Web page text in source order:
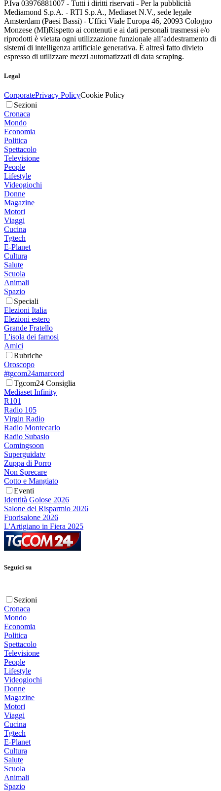
P.Iva 03976881007 - Tutti i diritti riservati - Per la pubblicità
Mediamond S.p.A. - RTI S.p.A., Mediaset N.V., sede legale
Amsterdam (Paesi Bassi) - Uffici Viale Europa 46, 20093 Cologno
Monzese (MI)Rispetto ai contenuti e ai dati personali trasmessi e/o
riprodotti è vietata ogni utilizzazione funzionale all’addestramento di
sistemi di intelligenza artificiale generativa. È altresì fatto divieto
espresso di utilizzare mezzi automatizzati di data scraping.
Legal
CorporatePrivacy PolicyCookie Policy
Sezioni
Cronaca
Mondo
Economia
Politica
Spettacolo
Televisione
People
Lifestyle
Videogiochi
Donne
Magazine
Motori
Viaggi
Cucina
Tgtech
E-Planet
Cultura
Salute
Scuola
Animali
Spazio
Speciali
Elezioni Italia
Elezioni estero
Grande Fratello
L'isola dei famosi
Amici
Rubriche
Oroscopo
#tgcom24amarcord
Tgcom24 Consiglia
Mediaset Infinity
R101
Radio 105
Virgin Radio
Radio Montecarlo
Radio Subasio
Comingsoon
Superguidatv
Zuppa di Porro
Non Sprecare
Cotto e Mangiato
Eventi
Identità Golose 2026
Salone del Risparmio 2026
Fuorisalone 2026
L'Artigiano in Fiera 2025
Seguici su
Sezioni
Cronaca
Mondo
Economia
Politica
Spettacolo
Televisione
People
Lifestyle
Videogiochi
Donne
Magazine
Motori
Viaggi
Cucina
Tgtech
E-Planet
Cultura
Salute
Scuola
Animali
Spazio